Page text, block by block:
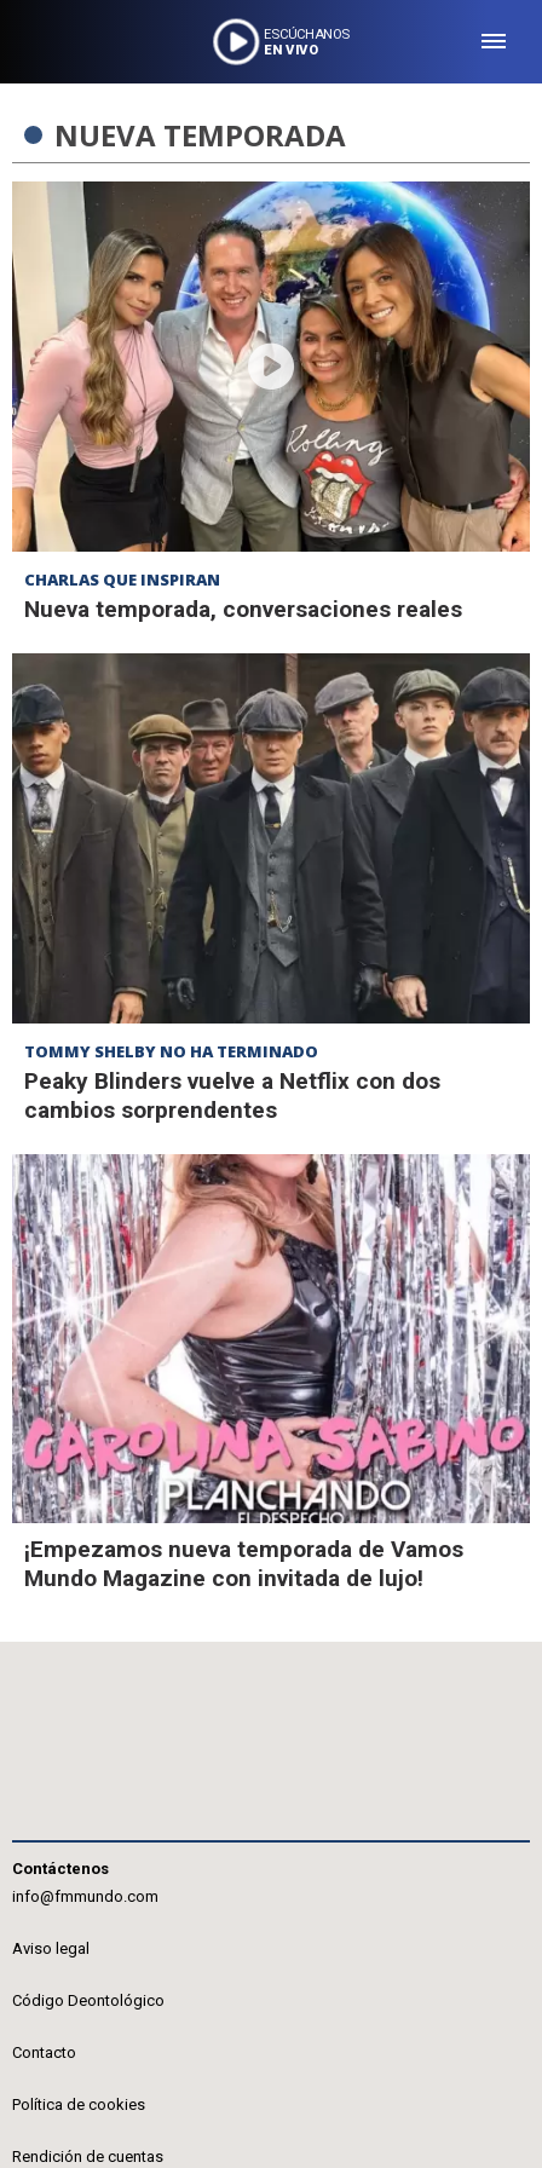
ESCÚCHANOS
EN VIVO
NUEVA TEMPORADA
CHARLAS QUE INSPIRAN
Nueva temporada, conversaciones reales
TOMMY SHELBY NO HA TERMINADO
Peaky Blinders vuelve a Netflix con dos
cambios sorprendentes
¡Empezamos nueva temporada de Vamos
Mundo Magazine con invitada de lujo!
Contáctenos
info@fmmundo.com
Aviso legal
Código Deontológico
Contacto
Política de cookies
Rendición de cuentas